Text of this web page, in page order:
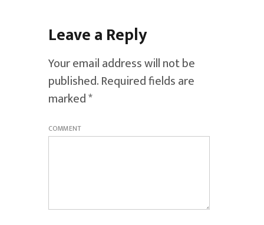
Leave a Reply
Your email address will not be
published.Required fields are
marked*
COMMENT